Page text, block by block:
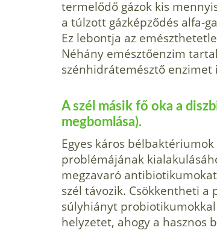
termelődő gázok kis
a túlzott gázképződés alfa-
Ez lebontja az
Néhány emésztőenzim
szénhidrátemésztő enzimet
A szél másik fő oka a
megbomlása).
Egyes káros
problémájának
megzavaró
szél távozik. Csökkentheti
súlyhiányt
helyzetet, ahogy a